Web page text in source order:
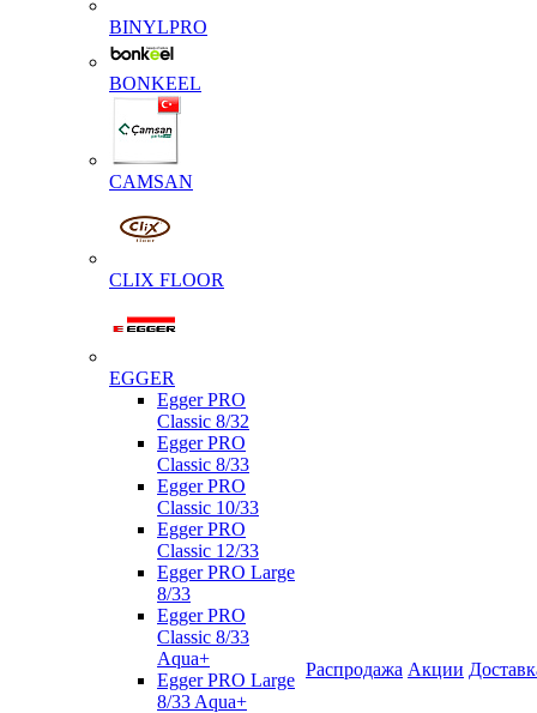
BINYLPRO
BONKEEL
CAMSAN
CLIX FLOOR
EGGER
Egger PRO
Classic 8/32
Egger PRO
Classic 8/33
Egger PRO
Classic 10/33
Egger PRO
Classic 12/33
Egger PRO Large
8/33
Egger PRO
Classic 8/33
Aqua+
Egger PRO Large
8/33 Aqua+
Распродажа Акции